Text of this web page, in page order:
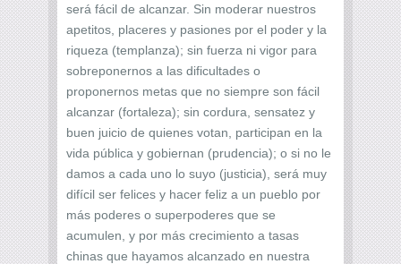
será fácil de alcanzar. Sin moderar nuestros
apetitos, placeres y pasiones por el poder y la
riqueza (templanza); sin fuerza ni vigor para
sobreponernos a las dificultades o
proponernos metas que no siempre son fácil
alcanzar (fortaleza); sin cordura, sensatez y
buen juicio de quienes votan, participan en la
vida pública y gobiernan (prudencia); o si no le
damos a cada uno lo suyo (justicia), será muy
difícil ser felices y hacer feliz a un pueblo por
más poderes o superpoderes que se
acumulen, y por más crecimiento a tasas
chinas que hayamos alcanzado en nuestra